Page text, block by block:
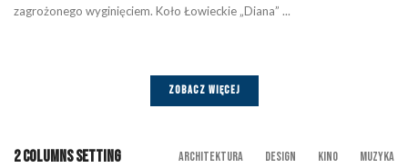
zagrożonego wyginięciem. Koło Łowieckie „Diana” ...
ZOBACZ WIĘCEJ
2 COLUMNS SETTING Architektura Design Kino Muzyka